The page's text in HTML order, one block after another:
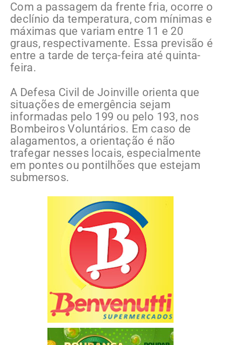
Com a passagem da frente fria, ocorre o
declínio da temperatura, com mínimas e
máximas que variam entre 11 e 20
graus, respectivamente. Essa previsão é
entre a tarde de terça-feira até quinta-
feira.
A Defesa Civil de Joinville orienta que
situações de emergência sejam
informadas pelo 199 ou pelo 193, nos
Bombeiros Voluntários. Em caso de
alagamentos, a orientação é não
trafegar nesses locais, especialmente
em pontes ou pontilhões que estejam
submersos.